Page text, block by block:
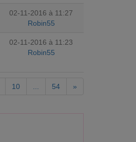
02-11-2016 à 11:27
Robin55
02-11-2016 à 11:23
Robin55
10 54 »